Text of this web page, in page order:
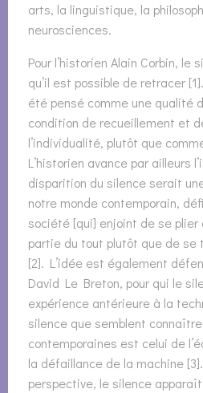
arts, la linguistique, la
neurosciences.
Pour l’historien Alain Corbin, le
qu’il est possible de retracer
été pensé comme une qualité
condition de recueillement et
l’individualité, plutôt que
L’historien avance par ailleurs
disparition du silence serait
notre monde contemporain,
société [qui] enjoint de se plier
partie du tout plutôt que de se
[2]. L’idée est également
David Le Breton, pour qui le
expérience antérieure à la
silence que semblent
contemporaines est celui de
la défaillance de la machine
perspective, le silence